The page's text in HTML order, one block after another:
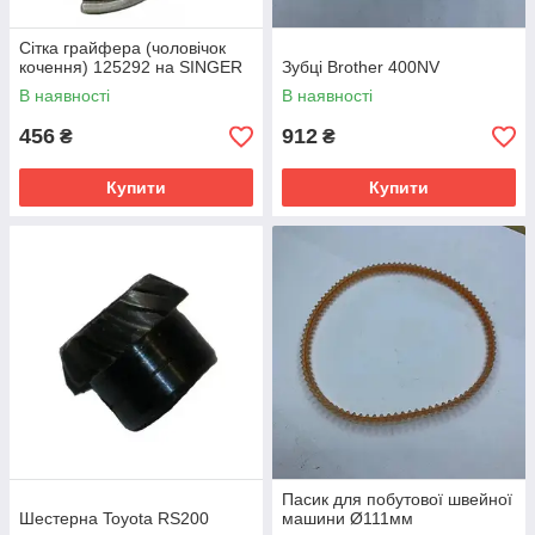
Сітка грайфера (чоловічок
кочення) 125292 на SINGER
В наявності
456 ₴
Купити
Зубці Brother 400NV
В наявності
912 ₴
Купити
Шестерна Toyota RS200
Пасик для побутової швейної
машини Ø111мм